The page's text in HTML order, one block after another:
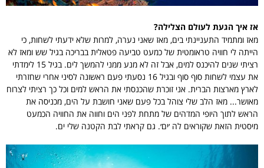
אז איך הגעת לעולם הצלילה?
מאז ומתמיד התעניינתי בים, מאז שאני נערה, למרות שלא ידעתי לשחות, כי
הייתה לי חוויה טראומטית של כמעט טביעה פטאלית בבריכה בגיל שש ומאז לא
רציתי שנים להיכנס למים, אבל זה לא מנע ממני להמשך לים. בגיל 15 לימדתי
את עצמי לשחות סוף סוף ובגיל 16 נסעתי פעם ראשונה לסיני אחרי שחזרתי
לארץ מארצות הברית. אני זוכרת שהכנסתי את הראש למים וכל כך רציתי לצרוח
מאושר... מאז הלב שלי צוהל בכל פעם שאני חושבת על הים, מכניסה את
הראש לתוך היופי המדהים של מתחת לפני הים וחווה את החוויה הכמעט
מיסטית הזאת שקוראים לה ׳ים׳. גם קראתי לבת הקטנה שלי ים.